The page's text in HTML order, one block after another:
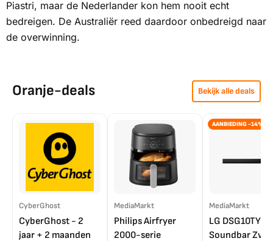
Piastri, maar de Nederlander kon hem nooit echt
bedreigen. De Australiër reed daardoor onbedreigd naar
de overwinning.
Oranje-deals Bekijk alle deals
CyberGhost
CyberGhost - 2
jaar + 2 maanden
MediaMarkt
Philips Airfryer
2000-serie
AANBIEDING -14%
MediaMarkt
LG DSG10TY
Soundbar